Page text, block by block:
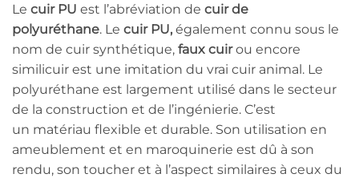
Le cuir PU est l’abréviation de cuir de
polyuréthane. Le cuir PU, également connu sous le
nom de cuir synthétique, faux cuirou encore
similicuir est une imitation du vrai cuir animal. Le
polyuréthane est largement utilisé dans le secteur
de la construction et de l’ingénierie. C’est
un matériau flexible et durable. Son utilisation en
ameublement et en maroquinerie est dû à son
rendu, son toucher et à l’aspect similaires à ceux du